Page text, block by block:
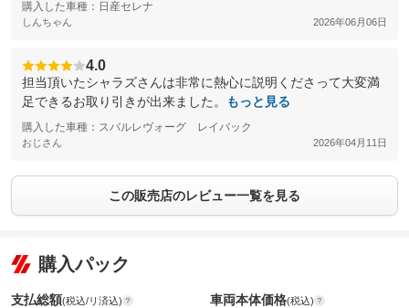
購入した車種：日産セレナ
しんちゃん 2026年06月06日
4.0
担当頂いたシャラズさんは非常に熱心に説明くださって大変満
足できるお取り引きが出来ました。
もっと見る
購入した車種：スバルレヴォーグ レイバック
おじさん 2026年04月11日
この販売店のレビュー一覧を見る
購入パック
支払総額(税込/リ済込) 車両本体価格(税込)